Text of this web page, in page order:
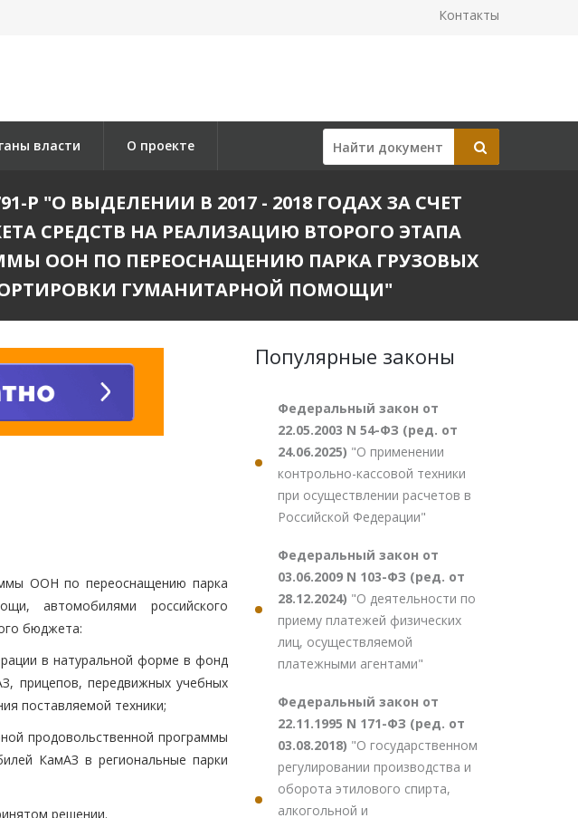
Контакты
власти О проекте
Р "О ВЫДЕЛЕНИИ В 2017 - 2018 ГОДАХ ЗА СЧЕТ
СРЕДСТВ НА РЕАЛИЗАЦИЮ ВТОРОГО ЭТАПА
ООН ПО ПЕРЕОСНАЩЕНИЮ ПАРКА ГРУЗОВЫХ
ГУМАНИТАРНОЙ ПОМОЩИ"
ООН по переоснащению парка
автомобилями российского
бюджета:
в натуральной форме в фонд
прицепов, передвижных учебных
поставляемой техники;
продовольственной программы
КамАЗ в региональные парки
решении.
Популярные законы
Федеральный закон от
22.05.2003 N 54-ФЗ (ред. от
24.06.2025) "О применении
контрольно-кассовой техники
при осуществлении расчетов в
Российской Федерации"
Федеральный закон от
03.06.2009 N 103-ФЗ (ред. от
28.12.2024) "О деятельности по
приему платежей физических
лиц, осуществляемой
платежными агентами"
Федеральный закон от
22.11.1995 N 171-ФЗ (ред. от
03.08.2018) "О государственном
регулировании производства и
оборота этилового спирта,
алкогольной и